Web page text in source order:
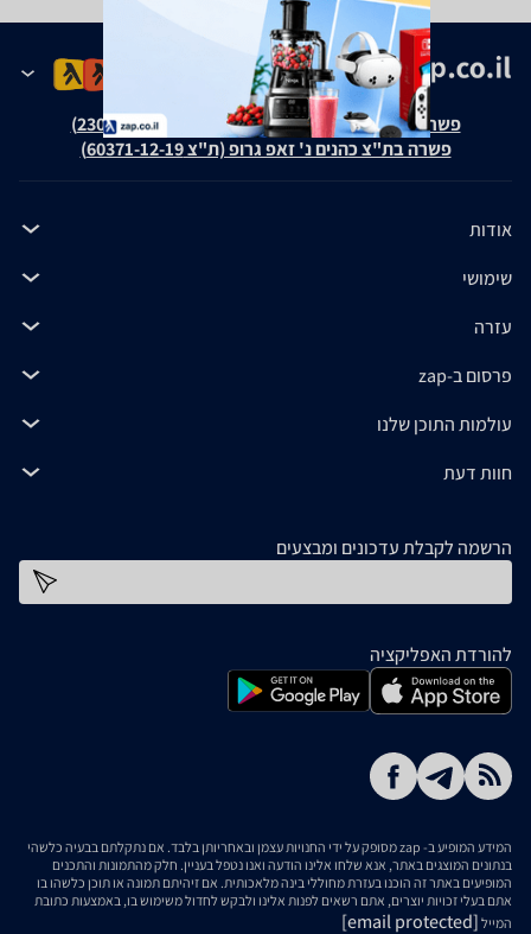
פשרה בת"צ אבנצ'יק נ' זאפ גרופ (ת"צ 23008-08-20)
פשרה בת"צ כהנים נ' זאפ גרופ (ת"צ 60371-12-19)
אודות
שימושי
עזרה
פרסום ב-zap
עולמות התוכן שלנו
חוות דעת
הרשמה לקבלת עדכונים ומבצעים
להורדת האפליקציה
המידע המופיע ב- zap מסופק על ידי החנויות עצמן ובאחריותן בלבד. אם נתקלתם בבעיה כלשהי
בנתונים המוצגים באתר, אנא שלחו אלינו הודעה ואנו נטפל בעניין. חלק מהתמונות והתכנים
המופיעים באתר זה הוכנו בעזרת מחוללי בינה מלאכותית. אם זיהיתם תמונה או תוכן כלשהו בו
אתם בעלי זכויות יוצרים, אתם רשאים לפנות אלינו ולבקש לחדול משימוש בו, באמצעות כתובת
המייל [email protected]